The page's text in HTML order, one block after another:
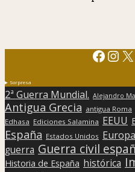
X
Sorpresa
2ª Guerra Mundial. Alejandro
Antigua Grecia antigua Roma
Edhasa Ediciones Salamina EEUU
España Estados Unidos Europa
guerra Guerra civil
Historia de España histórica